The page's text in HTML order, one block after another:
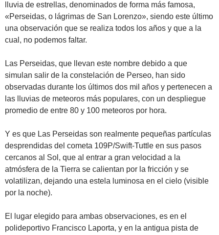
lluvia de estrellas, denominados de forma más famosa,
«Perseidas, o lágrimas de San Lorenzo», siendo este último
una observación que se realiza todos los años y que a la
cual, no podemos faltar.
Las Perseidas, que llevan este nombre debido a que
simulan salir de la constelación de Perseo, han sido
observadas durante los últimos dos mil años y pertenecen a
las lluvias de meteoros más populares, con un despliegue
promedio de entre 80 y 100 meteoros por hora.
Y es que Las Perseidas son realmente pequeñas partículas
desprendidas del cometa 109P/Swift-Tuttle en sus pasos
cercanos al Sol, que al entrar a gran velocidad a la
atmósfera de la Tierra se calientan por la fricción y se
volatilizan, dejando una estela luminosa en el cielo (visible
por la noche).
El lugar elegido para ambas observaciones, es en el
polideportivo Francisco Laporta, y en la antigua pista de